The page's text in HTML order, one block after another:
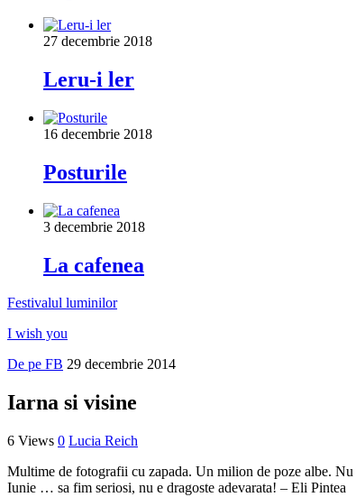
27 decembrie 2018
Leru-i ler
16 decembrie 2018
Posturile
3 decembrie 2018
La cafenea
Festivalul luminilor
I wish you
De pe FB 29 decembrie 2014
Iarna si visine
6 Views 0 Lucia Reich
Multime de fotografii cu zapada. Un milion de poze albe.
Iunie … sa fim seriosi, nu e dragoste adevarata! – Eli Pintea